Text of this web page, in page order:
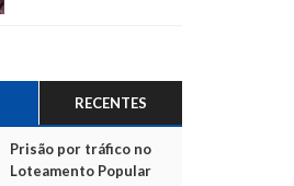
RECENTES
Prisão por tráfico no
Loteamento Popular